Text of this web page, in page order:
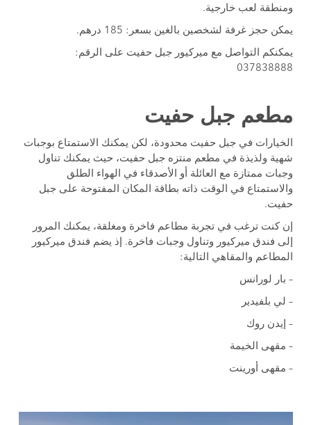
ومنطقة لعب خارجية.
يمكن حجز غرفة لشخصين بالغين بسعر: 185 درهم.
يمكنكم التواصل مع ميركيور جبل حفيت على الرقم:
037838888
مطعم جبل حفيت
الخيارات في جبل حفيت محدودة، لكن يمكنك الاستمتاع بوجبات
شهية ولذيذة في مطعم منتزه جبل حفيت، حيث يمكنك تناول
وجبات ممتازة مع العائلة أو الأصدقاء في الهواء الطلق
والاستمتاع في الوقت ذاته بطاقة المكان المفتوحة على جبل
حفيت.
إن كنت ترغب في تجربة مطاعم فاخرة ومغلقة، يمكنك المرور
إلى فندق ميركيور وتناول وجبات فاخرة. إذ يضم فندق ميركيور
المطاعم والمقاهي التالية:
– بار لورانس
– لي بلفيدير
– إيدن روك
– مقهى الخيمة
– مقهى أورينت